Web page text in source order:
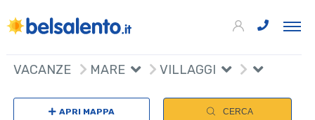
VACANZE MARE VILLAGGI
APRI MAPPA CERCA
+